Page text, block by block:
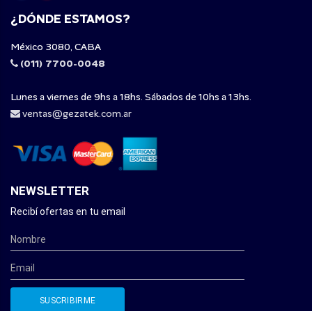
¿DÓNDE ESTAMOS?
México 3080, CABA
(011) 7700-0048
Lunes a viernes de 9hs a 18hs. Sábados de 10hs a 13hs.
ventas@gezatek.com.ar
NEWSLETTER
Recibí ofertas en tu email